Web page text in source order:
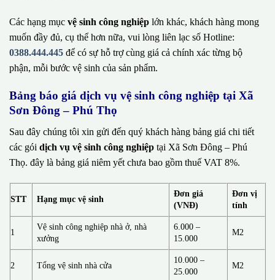
Các hạng mục vệ sinh công nghiệp lớn khác, khách hàng mong
muốn đầy đủ, cụ thể hơn nữa, vui lòng liên lạc số Hotline:
0388.444.445 để có sự hỗ trợ cùng giá cả chính xác từng bộ
phận, mỗi bước vệ sinh của sản phẩm.
Bảng báo giá dịch vụ vệ sinh công nghiệp tại Xã
Sơn Đông – Phú Thọ
Sau đây chúng tôi xin gửi đến quý khách hàng bảng giá chi tiết
các gói dịch vụ vệ sinh công nghiệp tại Xã Sơn Đông – Phú
Thọ. đây là bảng giá niêm yết chưa bao gồm thuế VAT 8%.
STT Hạng mục vệ sinh
Đơn giá
(VNĐ)
Đơn vị
tính
1
Vệ sinh công nghiệp nhà ở, nhà
xưởng
6.000 –
15.000
M2
2 Tổng vệ sinh nhà cửa
10.000 –
25.000
M2